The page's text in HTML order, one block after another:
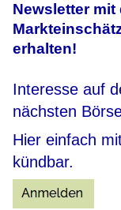
Newsletter
erhalten!
Interesse auf
nächsten
Hier einfach
kündbar.